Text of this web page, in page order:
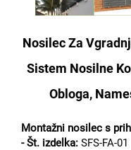
Nosilec Za
Sistem Nosilne
Obloga,
Montažni nosilec s
- Št. izdelka: SFS-FA-01